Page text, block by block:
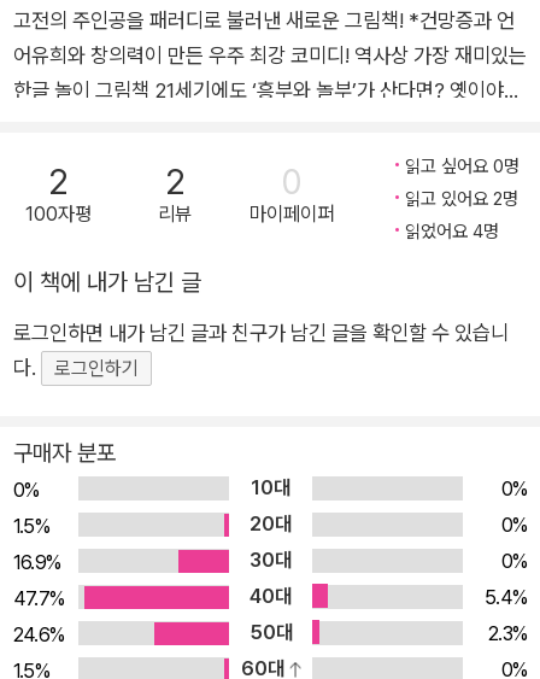
고전의 주인공을 패러디로 불러낸 새로운 그림책! *건망증과 언
어유희와 창의력이 만든 우주 최강 코미디! 역사상 가장 재미있는
한글 놀이 그림책 21세기에도 ‘흥부와 놀부’가 산다면? 옛이야기
다! 게다가 한글 놀이까지! 과연 제목 『놀부와 ㅇㄹㄹ 펭귄』에서
ㅇㄹㄹ은 어떤 말의 첫소리일까요? 진정 독자들의 배꼽을 노리
는 웃음 폭탄 그림책! 『놀부와 ㅇㄹㄹ 펭귄』은 역사상 가장 재미
있는 한글 놀이 그림책입니다. ★누리과정 및 교과연계★ •누리
과정: 의사소통(듣기와 말하기) 사회관계(더불어 생활하기) •교
과연계: 2학년 1학기 국어 4. 말놀이를 해요 2학년 1학기 국어 11.
상상의 날개를 펴요 2학년 2학기 국어 3. 말의 재미를 찾아서 건
자기 흥부가 부자가 되었습니다. 게다가 선행을 베풀어서 신문에
흥부에 관한 기사가 납니다. 놀부는 흥부가 부자가 된 비밀은 알
고 싶습니다. 흥부는 놀부에게 비밀을 알려줍니다. 하지만 건망증
이 심한데다 욕심 많은 놀부는 비밀의 주문을 창의적으로 가슴에
적어 놓습니다. 과연 비밀의 주문은 무엇일까요? 『놀부와 ㅇㄹㄹ
펭귄』는 건망증과 언어유희와 창의력으로 만든 우주 최강 코미디
그림책입니다. 동서양 고전의 주인공을 패러디로 불러낸 새로운
2
100자평
2
리뷰
0
마이페이퍼
읽고 싶어요 0명
읽고 있어요 2명
읽었어요 4명
이 책에 내가 남긴 글
로그인하면 내가 남긴 글과 친구가 남긴 글을 확인할 수 있습니
다.
로그인하기
구매자 분포
0% 10대
0%
1.5%
20대
0%
16.9%
30대
0%
47.7%
40대
5.4%
24.6%
50대
2.3%
1.5%
60대 0%